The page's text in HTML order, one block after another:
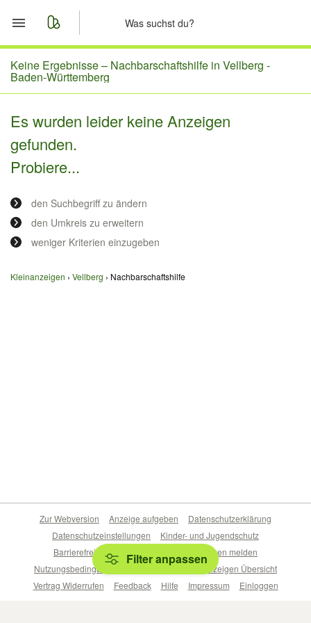
Start
Merkliste
Nachrichten
Anzeige aufgeben
Keine Ergebnisse – Nachbarschaftshilfe in Vellberg -
Baden-Württemberg
Es wurden leider keine Anzeigen
gefunden.
Probiere...
den Suchbegriff zu ändern
den Umkreis zu erweitern
weniger Kriterien einzugeben
Kleinanzeigen Vellberg Nachbarschaftshilfe
Filter anpassen
Zur Webversion Anzeige aufgeben
Datenschutzerklärung
Datenschutzeinstellungen
Kinder- und Jugendschutz
Barrierefreiheitserklärung
Sicherheitslücken melden
Nutzungsbedingungen
Beliebte Suchen
Anzeigen Übersicht
Vertrag Widerrufen
Feedback Hilfe Impressum Einloggen